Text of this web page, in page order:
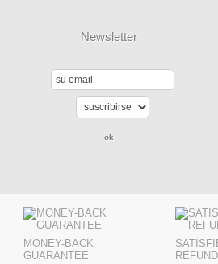
Newsletter
MONEY-BACK
GUARANTEE